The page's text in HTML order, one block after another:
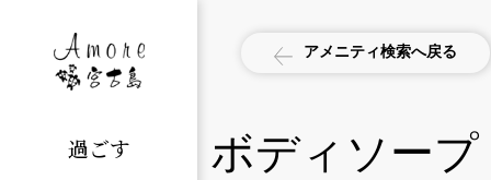
過ごす
アメニティ検索へ戻る
ボディソープ